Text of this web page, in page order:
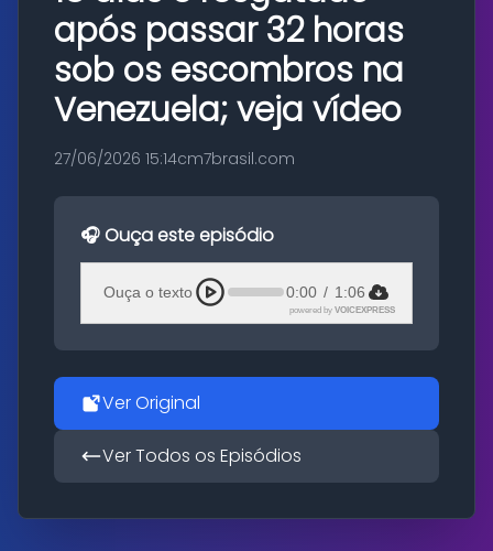
após passar 32 horas
sob os escombros na
Venezuela; veja vídeo
27/06/2026 15:14cm7brasil.com
🎧 Ouça este episódio
Ouça o texto 0:00 / 1:06
powered by VOICEXPRESS
Ver Original
Ver Todos os Episódios